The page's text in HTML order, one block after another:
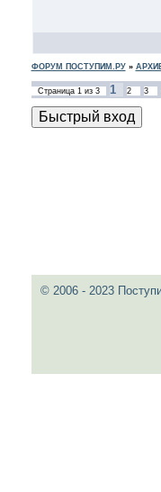
ФОРУМ ПОСТУПИМ.РУ»
Страница 1из 3 1 2 3
© 2006 - 2023